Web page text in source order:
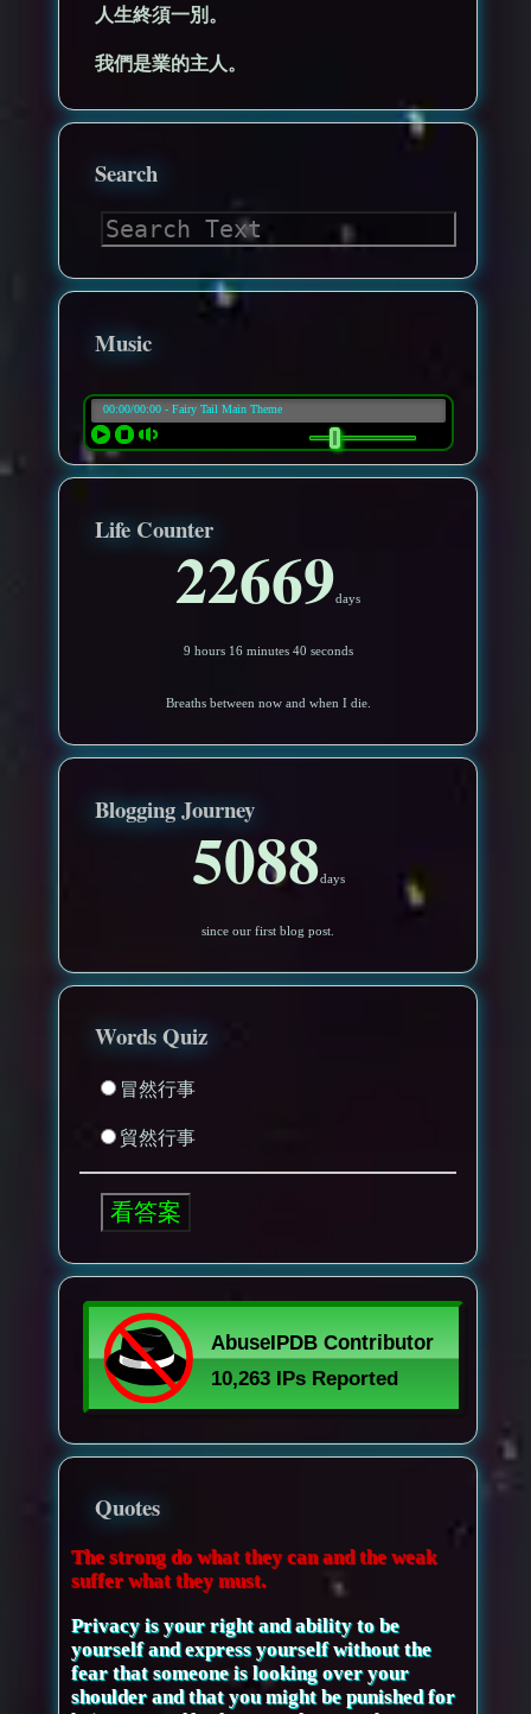
人生終須一別。
我們是業的主人。
Search
Music
Life Counter
22669days
9 hours 16 minutes 37 seconds
Breaths between now and when I die.
Blogging Journey
5088days
since our first blog post.
Words Quiz
冒然行事
貿然行事
Quotes
The strong do what they can and the weak
suffer what they must.
Privacy is your right and ability to be
yourself and express yourself without the
fear that someone is looking over your
shoulder and that you might be punished for